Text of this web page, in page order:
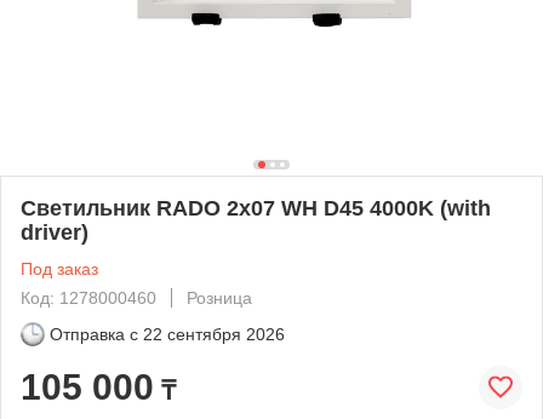
Светильник RADO 2x07 WH D45 4000K (with
driver)
Под заказ
Код: 1278000460
Розница
Отправка с 22 сентября 2026
105 000 ₸